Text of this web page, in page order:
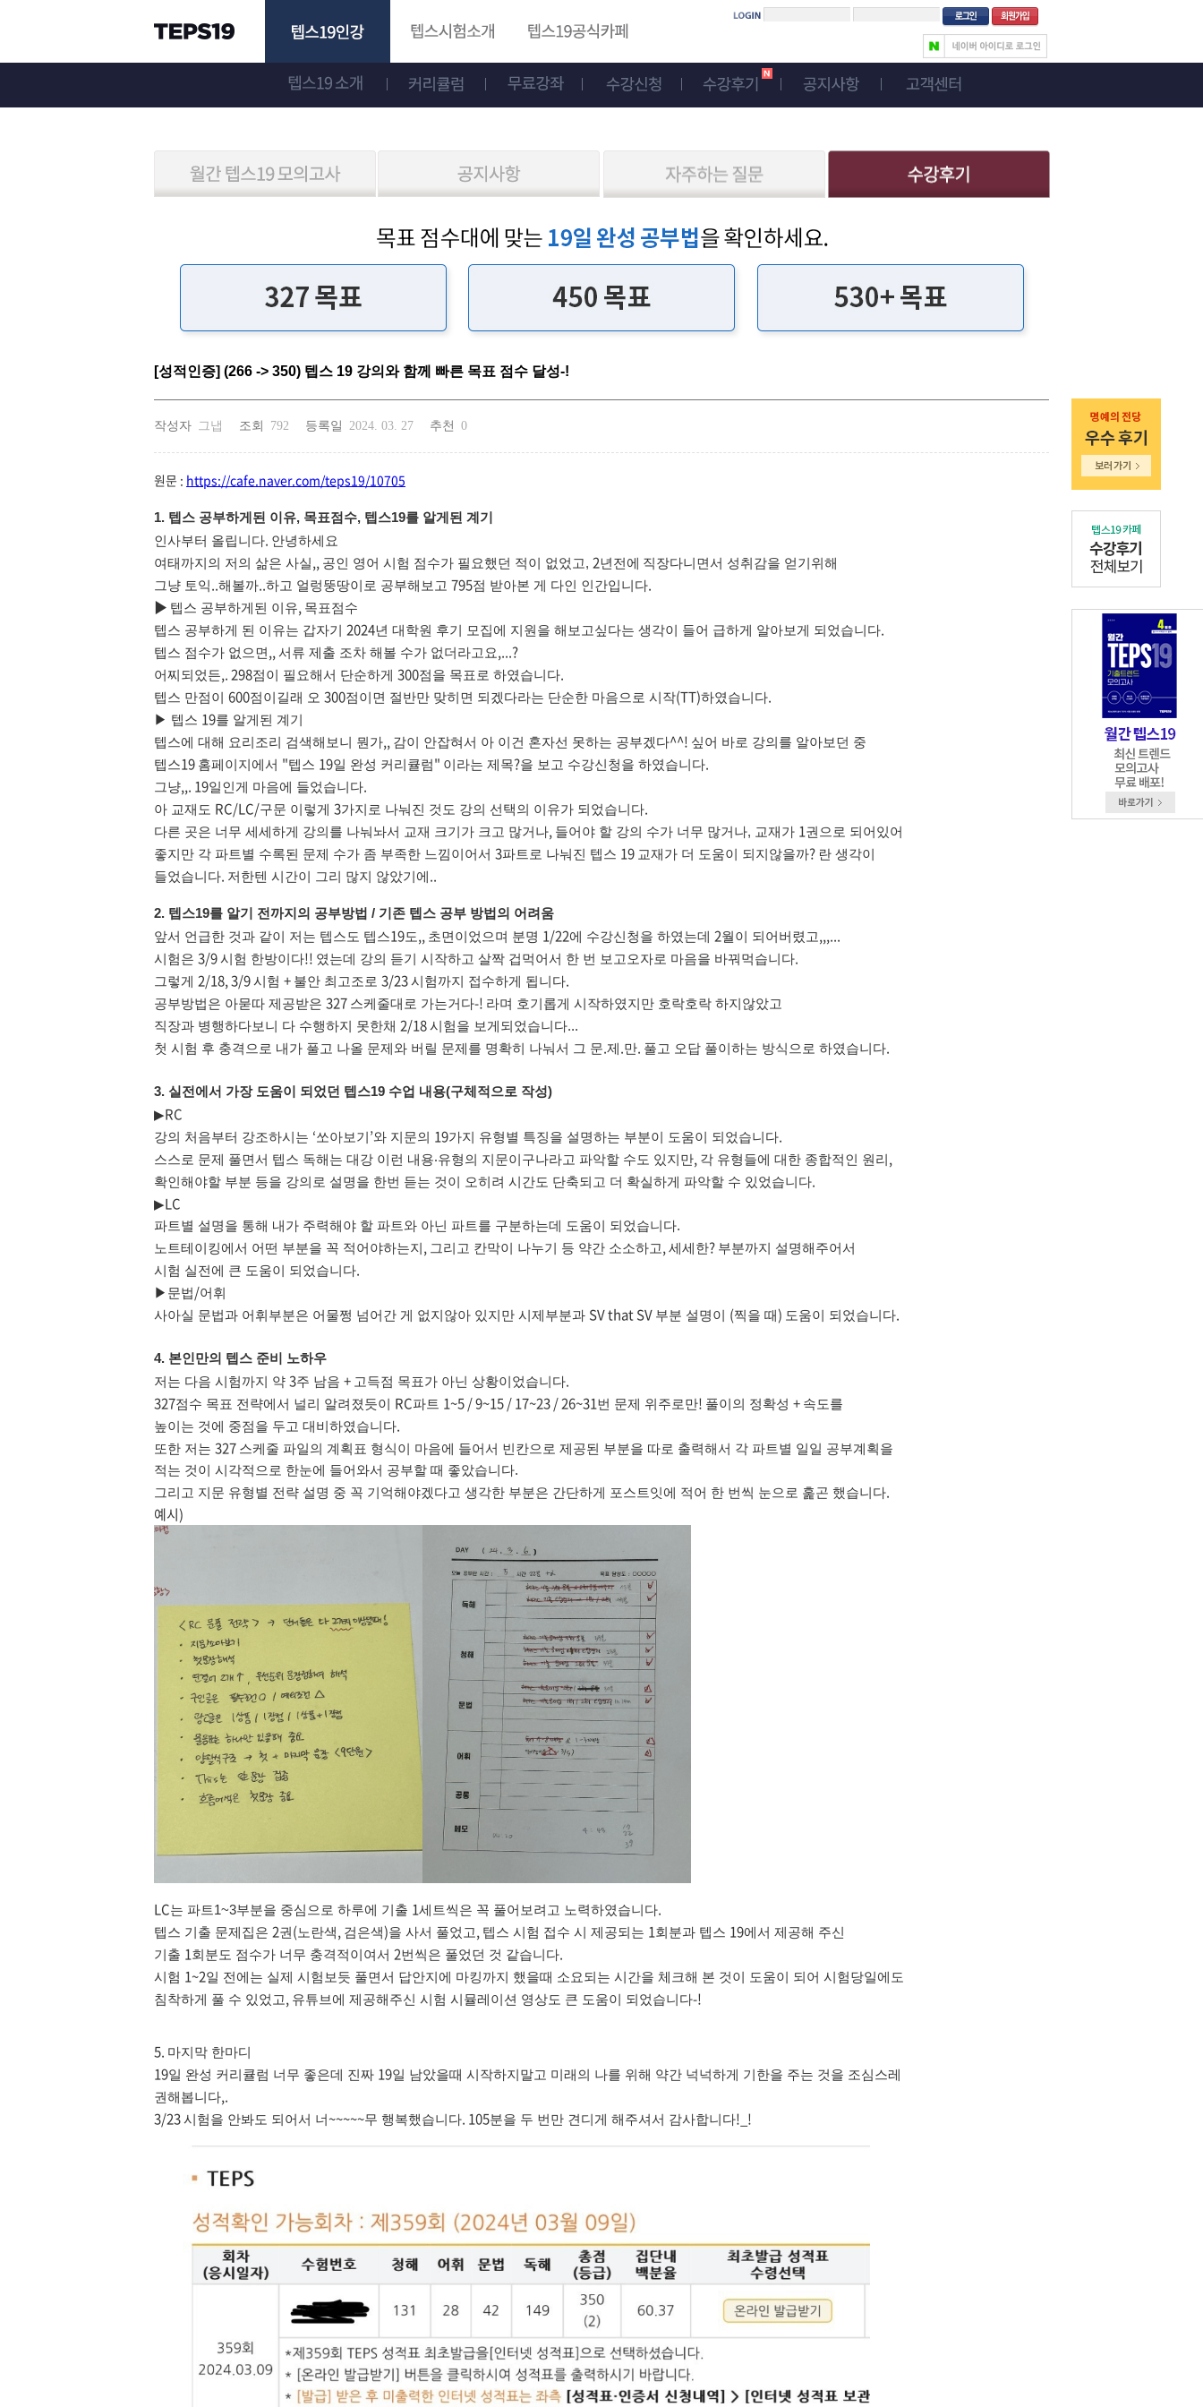
[성적인증] (266 -> 350) 텝스 19 강의와 함께 빠른 목표 점수 달성-!
작성자 그냅 조회 792 등록일 2024. 03. 27 추천 0
원문 : https://cafe.naver.com/teps19/10705
1. 텝스 공부하게된 이유, 목표점수, 텝스19를 알게된 계기
인사부터 올립니다. 안녕하세요
여태까지의 저의 삶은 사실,, 공인 영어 시험 점수가 필요했던 적이 없었고, 2년전에 직장다니면서 성취감을 얻기위해
그냥 토익..해볼까..하고 얼렁뚱땅이로 공부해보고 795점 받아본 게 다인 인간입니다.
▶ 텝스 공부하게된 이유, 목표점수
텝스 공부하게 된 이유는 갑자기 2024년 대학원 후기 모집에 지원을 해보고싶다는 생각이 들어 급하게 알아보게 되었습니다.
텝스 점수가 없으면,,서류 제출 조차 해볼 수가 없더라고요,...?
어찌되었든,. 298점이 필요해서 단순하게 300점을 목표로 하였습니다.
텝스 만점이 600점이길래 오 300점이면 절반만 맞히면 되겠다라는 단순한 마음으로 시작(TT)하였습니다.
▶ 텝스 19를 알게된 계기
텝스에 대해 요리조리 검색해보니 뭔가,, 감이 안잡혀서 아 이건 혼자선 못하는 공부겠다^^! 싶어 바로 강의를 알아보던 중
텝스19 홈페이지에서 "텝스 19일 완성 커리큘럼" 이라는 제목?을 보고 수강신청을 하였습니다.
그냥,,. 19일인게 마음에 들었습니다.
아 교재도 RC/LC/구문 이렇게 3가지로 나눠진 것도 강의 선택의 이유가 되었습니다.
다른 곳은 너무 세세하게 강의를 나눠놔서 교재 크기가 크고 많거나, 들어야 할 강의 수가 너무 많거나, 교재가 1권으로 되어있어
좋지만 각 파트별 수록된 문제 수가 좀 부족한 느낌이어서 3파트로 나눠진 텝스 19 교재가 더 도움이 되지않을까? 란 생각이
들었습니다. 저한텐 시간이 그리 많지 않았기에..
2. 텝스19를 알기 전까지의 공부방법 / 기존 텝스 공부 방법의 어려움
앞서 언급한 것과 같이 저는 텝스도 텝스19도,, 초면이었으며 분명 1/22에 수강신청을 하였는데 2월이 되어버렸고,,,...
시험은 3/9시험 한방이다!! 였는데 강의 듣기 시작하고 살짝 겁먹어서 한 번 보고오자로 마음을 바꿔먹습니다.
그렇게 2/18, 3/9시험 + 불안 최고조로 3/23시험까지 접수하게 됩니다.
공부방법은 아묻따 제공받은 327 스케줄대로 가는거다-! 라며 호기롭게 시작하였지만 호락호락 하지않았고
직장과 병행하다보니 다 수행하지 못한채 2/18시험을 보게되었습니다...
첫 시험 후 충격으로 내가 풀고 나올 문제와 버릴 문제를 명확히 나눠서 그 문.제.만. 풀고 오답 풀이하는 방식으로 하였습니다.
3. 실전에서 가장 도움이 되었던 텝스19 수업 내용(구체적으로 작성)
▶RC
강의 처음부터 강조하시는 ‘쏘아보기’와 지문의 19가지 유형별 특징을 설명하는 부분이 도움이 되었습니다.
스스로 문제 풀면서 텝스 독해는 대강 이런 내용‧유형의 지문이구나라고 파악할 수도 있지만, 각 유형들에 대한 종합적인 원리,
확인해야할 부분 등을 강의로 설명을 한번 듣는 것이 오히려 시간도 단축되고 더 확실하게 파악할 수 있었습니다.
▶LC
파트별 설명을 통해 내가 주력해야 할 파트와 아닌 파트를 구분하는데 도움이 되었습니다.
노트테이킹에서 어떤 부분을 꼭 적어야하는지, 그리고 칸막이 나누기 등 약간 소소하고,세세한? 부분까지 설명해주어서
시험 실전에 큰 도움이 되었습니다.
▶문법/어휘
사아실 문법과 어휘부분은 어물쩡 넘어간 게 없지않아 있지만 시제부분과 SV that SV 부분 설명이 (찍을 때) 도움이 되었습니다.
4. 본인만의 텝스 준비 노하우
저는 다음 시험까지 약 3주 남음 + 고득점 목표가 아닌 상황이었습니다.
327점수 목표 전략에서 널리 알려졌듯이 RC파트 1~5 / 9~15 / 17~23 / 26~31번 문제 위주로만! 풀이의 정확성 + 속도를
높이는 것에 중점을 두고 대비하였습니다.
또한 저는 327 스케줄 파일의 계획표 형식이 마음에 들어서 빈칸으로 제공된 부분을 따로 출력해서 각 파트별 일일 공부계획을
적는 것이 시각적으로 한눈에 들어와서 공부할 때 좋았습니다.
그리고 지문 유형별 전략 설명 중 꼭 기억해야겠다고 생각한 부분은 간단하게 포스트잇에 적어 한 번씩 눈으로 훑곤 했습니다.
예시)
LC는 파트1~3부분을 중심으로 하루에 기출 1세트씩은 꼭 풀어보려고 노력하였습니다.
텝스 기출 문제집은 2권(노란색, 검은색)을 사서 풀었고, 텝스 시험 접수 시 제공되는 1회분과 텝스 19에서 제공해 주신
기출 1회분도 점수가 너무 충격적이여서 2번씩은 풀었던 것 같습니다.
시험 1~2일 전에는 실제 시험보듯 풀면서 답안지에 마킹까지 했을때 소요되는 시간을 체크해 본 것이 도움이 되어 시험당일에도
침착하게 풀 수 있었고, 유튜브에 제공해주신 시험 시뮬레이션 영상도 큰 도움이 되었습니다-!
5. 마지막 한마디
19일 완성 커리큘럼 너무 좋은데 진짜 19일 남았을때 시작하지말고 미래의 나를 위해 약간 넉넉하게 기한을 주는 것을 조심스레
권해봅니다,.
3/23시험을 안봐도 되어서 너~~~~~무 행복했습니다. 105분을 두 번만 견디게 해주셔서 감사합니다!_!